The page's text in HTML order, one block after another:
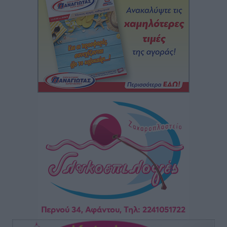
Άρης Αρχαγγέλου: Στο πλευρό του άτυχου Ιάκωβου
πριν 1 ώρα
Φοίβος: Η μεγάλη επιστροφή του Μπρένο Σαλβατιέρα
Αθλητικά• πριν 2 ώρες
Κλεάνθης: Έτοιμες οι κάρτες διαρκείας της νέας
• πριν 2 ώρες
Ατρόμητος Διμυλιάς: Ο Μαργαρίτης και μία
αδιαπραγμάτευτη φιλοσοφία
πριν 2 ώρες
Γ.Σ. Διαγόρας: Επέστρεψε στις Ακαδημίες η Ειρήνη